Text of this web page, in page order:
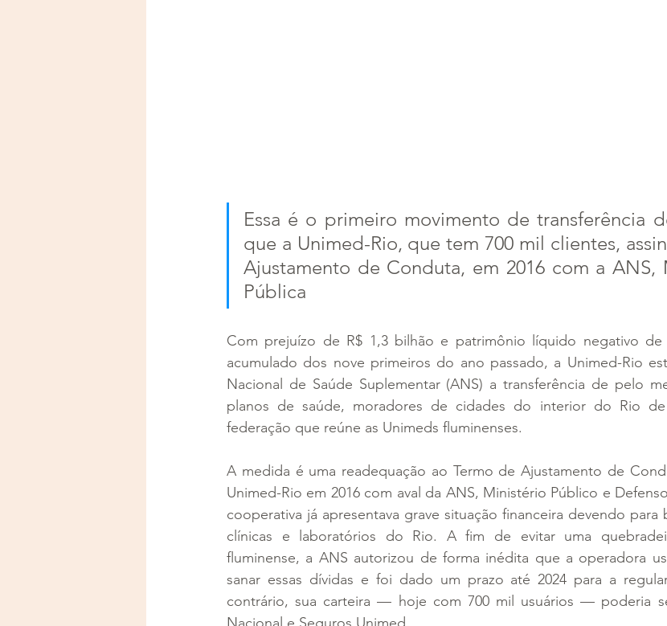
Essa é o primeiro movimento de transferência
que a Unimed-Rio, que tem 700 mil clientes,
Ajustamento de Conduta, em 2016 com a ANS,
Pública
Com prejuízo de R$ 1,3 bilhão e patrimônio líquido negativo
acumulado dos nove primeiros do ano passado, a Unimed-Rio
Nacional de Saúde Suplementar (ANS) a transferência de pelo
planos de saúde, moradores de cidades do interior do Rio
federação que reúne as Unimeds fluminenses.
A medida é uma readequação ao Termo de Ajustamento de
Unimed-Rio em 2016 com aval da ANS, Ministério Público e
cooperativa já apresentava grave situação financeira devendo
clínicas e laboratórios do Rio. A fim de evitar uma
fluminense, a ANS autorizou de forma inédita que a operadora
sanar essas dívidas e foi dado um prazo até 2024 para a
contrário, sua carteira — hoje com 700 mil usuários — poderia